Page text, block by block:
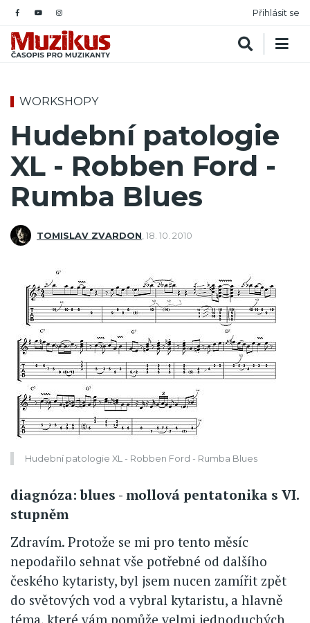
Přihlásit se
WORKSHOPY
Hudební patologie
XL - Robben Ford -
Rumba Blues
TOMISLAV ZVARDON 18. 10. 2010
Hudební patologie XL - Robben Ford - Rumba Blues
diagnóza: blues - mollová pentatonika s VI.
stupněm
Zdravím. Protože se mi pro tento měsíc
nepodařilo sehnat vše potřebné od dalšího
českého kytaristy, byl jsem nucen zamířit zpět
do světových vod a vybral kytaristu, a hlavně
téma, které vám pomůže velmi jednoduchých